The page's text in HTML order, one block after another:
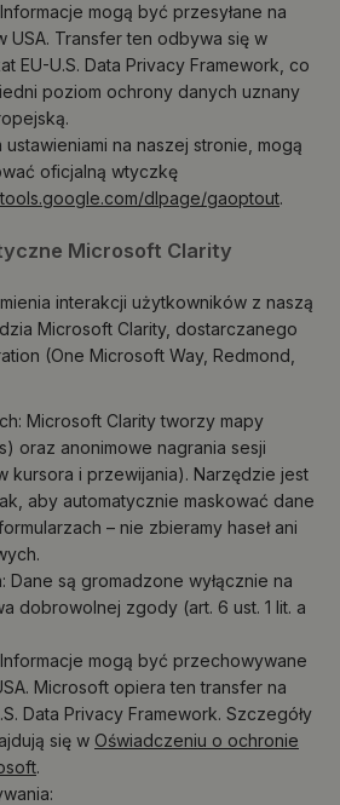
mogą być przesyłane na
USA. Transfer ten odbywa się w
EU-U.S. Data Privacy Framework, co
poziom ochrony danych uznany
na naszej stronie, mogą
oficjalną wtyczkę
dlpage/gaoptout.
Microsoft Clarity
interakcji użytkowników z naszą
Microsoft Clarity, dostarczanego
(One Microsoft Way, Redmond,
Microsoft Clarity tworzy mapy
oraz anonimowe nagrania sesji
kursora i przewijania). Narzędzie jest
aby automatycznie maskować dane
– nie zbieramy haseł ani
Dane są gromadzone wyłącznie na
dobrowolnej zgody (art. 6 ust. 1 lit. a
mogą być przechowywane
Microsoft opiera ten transfer na
Data Privacy Framework. Szczegóły
się w Oświadczeniu o ochronie
.